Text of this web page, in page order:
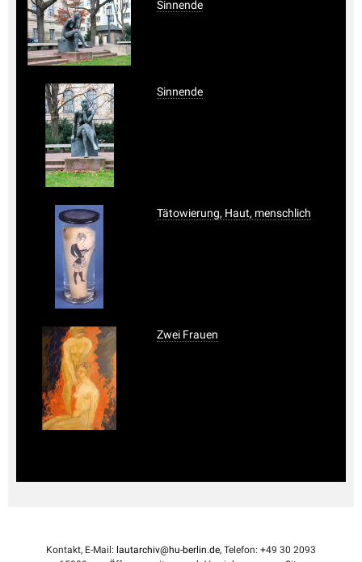
Sinnende
Sinnende
Tätowierung, Haut, menschlich
Zwei Frauen
Kontakt, E-Mail: lautarchiv@hu-berlin.de, Telefon: +49 30 2093